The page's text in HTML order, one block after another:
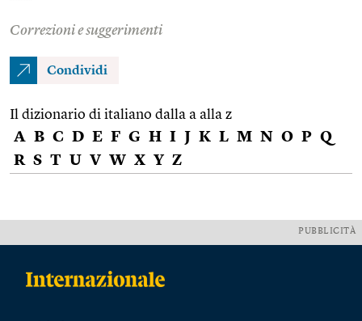
Correzioni e suggerimenti
Condividi
Il dizionario di italiano dalla a alla z
A B C D E F G H I J K L M N O P Q
R S T U V W X Y Z
PUBBLICITÀ